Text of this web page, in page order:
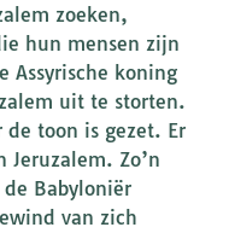
zoeken,
hun mensen zijn
Assyrische koning
uit te storten.
toon is gezet. Er
Jeruzalem. Zo’n
Babyloniër
van zich